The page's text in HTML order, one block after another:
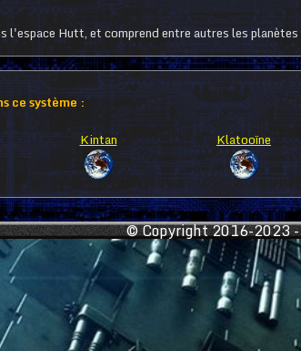
l'espace Hutt, et comprend entre autres les
ce système :
Kintan
Klatooïne
© Copyright 2016-2023